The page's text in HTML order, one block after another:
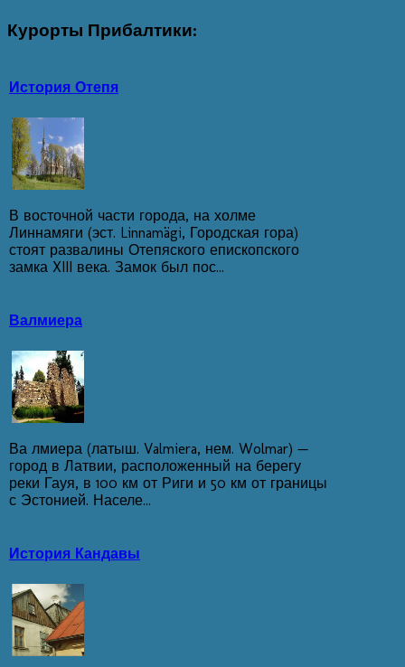
Курорты Прибалтики:
История Отепя
В восточной части города, на холме
Линнамяги (эст. Linnamägi, Городская гора)
стоят развалины Отепяского епископского
замка XIII века. Замок был пос...
Валмиера
Ва лмиера (латыш. Valmiera, нем. Wolmar) —
город в Латвии, расположенный на берегу
реки Гауя, в 100 км от Риги и 50 км от границы
с Эстонией. Населе...
История Кандавы